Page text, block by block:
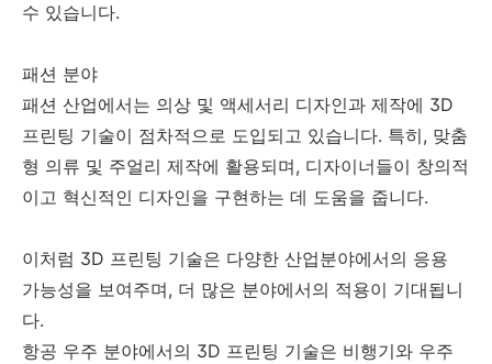
수 있습니다.
패션 분야
패션 산업에서는 의상 및 액세서리 디자인과 제작에 3D
프린팅 기술이 점차적으로 도입되고 있습니다. 특히, 맞춤
형 의류 및 주얼리 제작에 활용되며, 디자이너들이 창의적
이고 혁신적인 디자인을 구현하는 데 도움을 줍니다.
이처럼 3D 프린팅 기술은 다양한 산업분야에서의 응용
가능성을 보여주며, 더 많은 분야에서의 적용이 기대됩니
다.
항공 우주 분야에서의 3D 프린팅 기술은 비행기와 우주